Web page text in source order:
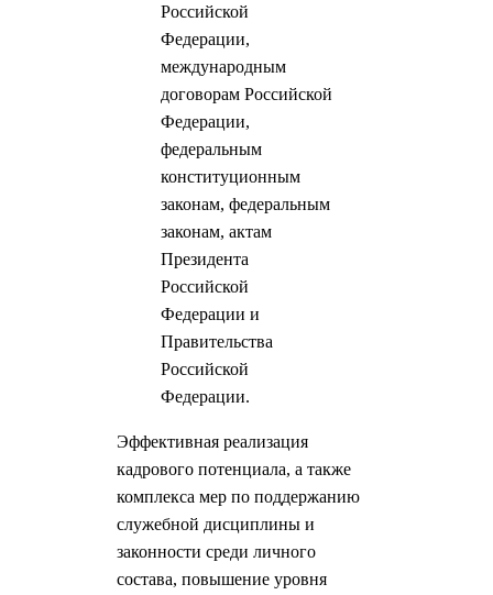
Российской
Федерации,
международным
договорам Российской
Федерации,
федеральным
конституционным
законам, федеральным
законам, актам
Президента
Российской
Федерации и
Правительства
Российской
Федерации.
Эффективная реализация
кадрового потенциала, а также
комплекса мер по поддержанию
служебной дисциплины и
законности среди личного
состава, повышение уровня